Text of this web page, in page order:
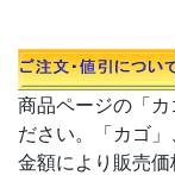
商品ページの「カ
ださい。「カゴ
金額により販売